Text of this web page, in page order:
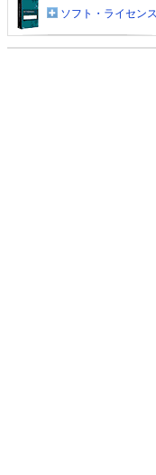
ソフト・ライセンス